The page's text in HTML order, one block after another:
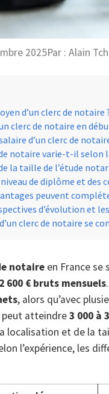
2025Par : Alain
d’un clerc de notaire ?
clerc de notaire en
d’un clerc de
notaire varie-t-il selon
la taille de l’étude
de diplôme et des
peuvent
d’évolution et
clerc de notaire se
notaire en France se
2 600 € bruts mensuels
, alors qu’avec
peut atteindre3 000 à
localisation et de la
l’expérience, les